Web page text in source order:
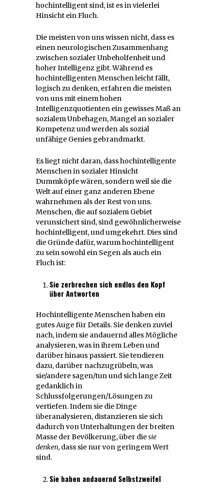
hochintelligent sind, ist es in vielerlei
Hinsicht ein Fluch.
Die meisten von uns wissen nicht, dass es
einen neurologischen Zusammenhang
zwischen sozialer Unbeholfenheit und
hoher Intelligenz gibt. Während es
hochintelligenten Menschen leicht fällt,
logisch zu denken, erfahren die meisten
von uns mit einem hohen
Intelligenzquotienten ein gewisses Maß an
sozialem Unbehagen, Mangel an sozialer
Kompetenz und werden als sozial
unfähige Genies gebrandmarkt.
Es liegt nicht daran, dass hochintelligente
Menschen in sozialer Hinsicht
Dummköpfe wären, sondern weil sie die
Welt auf einer ganz anderen Ebene
wahrnehmen als der Rest von uns.
Menschen, die auf sozialem Gebiet
verunsichert sind, sind gewöhnlicherweise
hochintelligent, und umgekehrt. Dies sind
die Gründe dafür, warum hochintelligent
zu sein sowohl ein Segen als auch ein
Fluch ist:
Sie zerbrechen sich endlos den Kopf
über Antworten
Hochintelligente Menschen haben ein
gutes Auge für Details. Sie denken zuviel
nach, indem sie andauernd alles Mögliche
analysieren, was in ihrem Leben und
darüber hinaus passiert. Sie tendieren
dazu, darüber nachzugrübeln, was
sie/andere sagen/tun und sich lange Zeit
gedanklich in
Schlussfolgerungen/Lösungen zu
vertiefen. Indem sie die Dinge
überanalysieren, distanzieren sie sich
dadurch von Unterhaltungen der breiten
Masse der Bevölkerung, über diesie
denken, dass sie nur von geringem Wert
sind.
Sie haben andauernd Selbstzweifel